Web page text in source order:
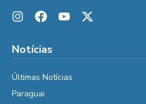
Notícias
Últimas Notícias
Paraguai